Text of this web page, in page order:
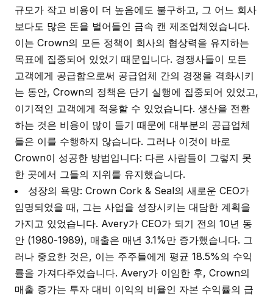
규모가 작고 비용이 더 높음에도 불구하고, 그 어느 회사
보다도 많은 돈을 벌어들인 금속 캔 제조업체였습니다.
이는 Crown의 모든 정책이 회사의 협상력을 유지하는
목표에 집중되어 있었기 때문입니다. 경쟁사들이 모든
고객에게 공급함으로써 공급업체 간의 경쟁을 격화시키
는 동안, Crown의 정책은 단기 실행에 집중되어 있었고,
이기적인 고객에게 적응할 수 있었습니다. 생산을 전환
하는 것은 비용이 많이 들기 때문에 대부분의 공급업체
들은 이를 수행하지 않습니다. 그러나 이것이 바로
Crown이 성공한 방법입니다: 다른 사람들이 그렇지 못
한 곳에서 그들의 지위를 유지했습니다.
성장의 욕망: Crown Cork & Seal의 새로운 CEO가
임명되었을 때, 그는 사업을 성장시키는 대담한 계획을
가지고 있었습니다. Avery가 CEO가 되기 전의 10년 동
안 (1980-1989), 매출은 매년 3.1%만 증가했습니다. 그
러나 중요한 것은, 이는 주주들에게 평균 18.5%의 수익
률을 가져다주었습니다. Avery가 이임한 후, Crown의
매출 증가는 투자 대비 이익의 비율인 자본 수익률의 급